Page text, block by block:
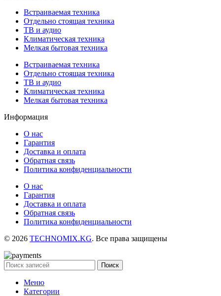
Встраиваемая техника
Отдельно стоящая техника
ТВ и аудио
Климатическая техника
Мелкая бытовая техника
Встраиваемая техника
Отдельно стоящая техника
ТВ и аудио
Климатическая техника
Мелкая бытовая техника
Информация
О нас
Гарантия
Доставка и оплата
Обратная связь
Политика конфиденциальности
О нас
Гарантия
Доставка и оплата
Обратная связь
Политика конфиденциальности
© 2026 TECHNOMIX.KG. Все права защищены
Поиск
Меню
Категории